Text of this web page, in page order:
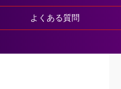
よくある質問